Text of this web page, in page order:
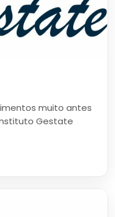
muito antes
Gestate